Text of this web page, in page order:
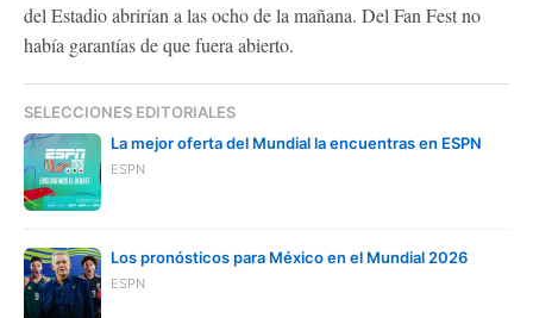
del Estadio abrirían a las ocho de la mañana. Del Fan Fest no
había garantías de que fuera abierto.
SELECCIONES EDITORIALES
La mejor oferta del Mundial la encuentras en ESPN
ESPN
Los pronósticos para México en el Mundial 2026
ESPN